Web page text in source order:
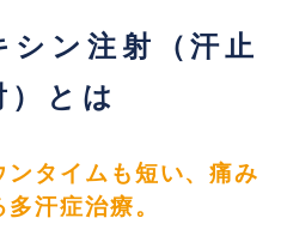
ン注射（汗止
）とは
ンタイムも短い、痛み
汗症治療。